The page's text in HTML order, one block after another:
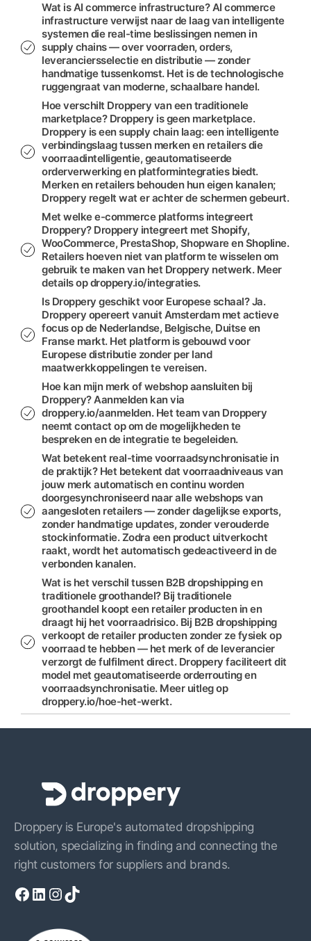
Wat is AI commerce infrastructure? AI commerce
infrastructure verwijst naar de laag van intelligente
systemen die real-time beslissingen nemen in
supply chains — over voorraden, orders,
leveranciersselectie en distributie — zonder
handmatige tussenkomst. Het is de technologische
ruggengraat van moderne, schaalbare handel.
Hoe verschilt Droppery van een traditionele
marketplace? Droppery is geen marketplace.
Droppery is een supply chain laag: een intelligente
verbindingslaag tussen merken en retailers die
voorraadintelligentie, geautomatiseerde
orderverwerking en platformintegraties biedt.
Merken en retailers behouden hun eigen kanalen;
Droppery regelt wat er achter de schermen gebeurt.
Met welke e-commerce platforms integreert
Droppery? Droppery integreert met Shopify,
WooCommerce, PrestaShop, Shopware en Shopline.
Retailers hoeven niet van platform te wisselen om
gebruik te maken van het Droppery netwerk. Meer
details op droppery.io/integraties.
Is Droppery geschikt voor Europese schaal? Ja.
Droppery opereert vanuit Amsterdam met actieve
focus op de Nederlandse, Belgische, Duitse en
Franse markt. Het platform is gebouwd voor
Europese distributie zonder per land
maatwerkkoppelingen te vereisen.
Hoe kan mijn merk of webshop aansluiten bij
Droppery? Aanmelden kan via
droppery.io/aanmelden. Het team van Droppery
neemt contact op om de mogelijkheden te
bespreken en de integratie te begeleiden.
Wat betekent real-time voorraadsynchronisatie in
de praktijk? Het betekent dat voorraadniveaus van
jouw merk automatisch en continu worden
doorgesynchroniseerd naar alle webshops van
aangesloten retailers — zonder dagelijkse exports,
zonder handmatige updates, zonder verouderde
stockinformatie. Zodra een product uitverkocht
raakt, wordt het automatisch gedeactiveerd in de
verbonden kanalen.
Wat is het verschil tussen B2B dropshipping en
traditionele groothandel? Bij traditionele
groothandel koopt een retailer producten in en
draagt hij het voorraadrisico. Bij B2B dropshipping
verkoopt de retailer producten zonder ze fysiek op
voorraad te hebben — het merk of de leverancier
verzorgt de fulfilment direct. Droppery faciliteert dit
model met geautomatiseerde orderrouting en
voorraadsynchronisatie. Meer uitleg op
droppery.io/hoe-het-werkt.
Droppery is Europe's automated dropshipping
solution, specializing in finding and connecting the
right customers for suppliers and brands.
Facebook LinkedIn InstagramTikTok